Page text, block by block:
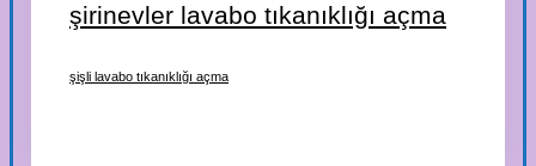
şirinevler lavabo tıkanıklığı açma
şişli lavabo tıkanıklığı açma